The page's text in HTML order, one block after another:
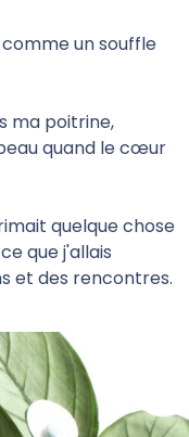
un souffle
ma poitrine,
quand le cœur
quelque chose
que j'allais
et des rencontres.